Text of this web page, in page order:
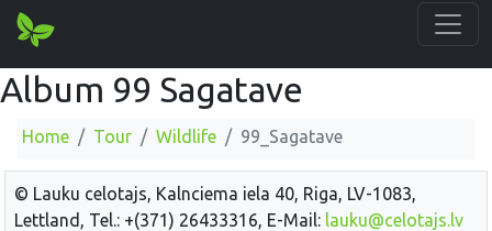
Album 99 Sagatave
Home Tour Wildlife 99_Sagatave
© Lauku celotajs, Kalnciema iela 40, Riga, LV-1083,
Lettland, Tel.: +(371) 26433316, E-Mail: lauku@celotajs.lv